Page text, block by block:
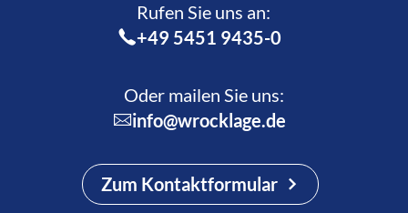
Rufen Sie uns an:­
+49 5451 9435-0
Oder mailen Sie uns:
info@wrocklage.de
Zum Kontaktformular